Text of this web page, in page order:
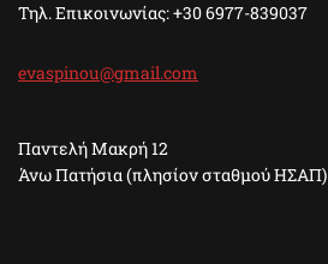
Τηλ. Επικοινωνίας: +30 6977-839037
evaspinou@gmail.com
Παντελή Μακρή 12
Άνω Πατήσια (πλησίον σταθμού ΗΣΑΠ)